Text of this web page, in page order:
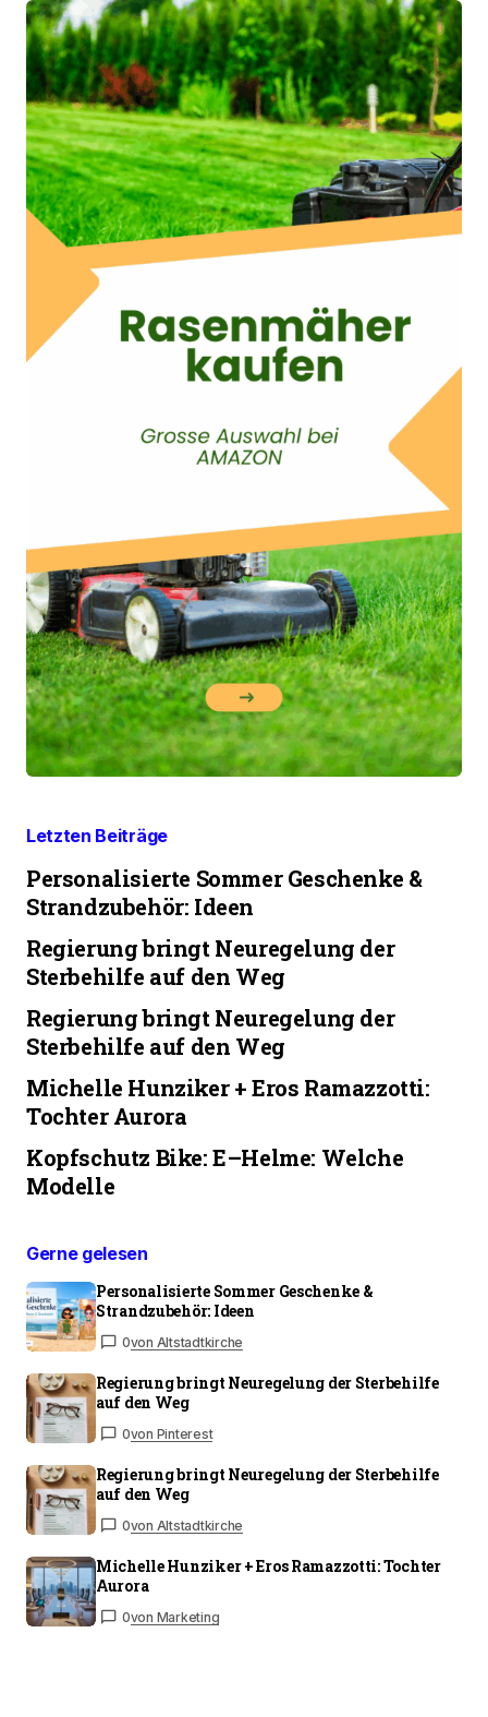
Letzten Beiträge
Personalisierte Sommer Geschenke &
Strandzubehör: Ideen
Regierung bringt Neuregelung der
Sterbehilfe auf den Weg
Regierung bringt Neuregelung der
Sterbehilfe auf den Weg
Michelle Hunziker + Eros Ramazzotti:
Tochter Aurora
Kopfschutz Bike: E–Helme: Welche
Modelle
Gerne gelesen
Personalisierte Sommer Geschenke &
Strandzubehör: Ideen
0von Altstadtkirche
Regierung bringt Neuregelung der Sterbehilfe
auf den Weg
0von Pinterest
Regierung bringt Neuregelung der Sterbehilfe
auf den Weg
0von Altstadtkirche
Michelle Hunziker + Eros Ramazzotti: Tochter
Aurora
0von Marketing